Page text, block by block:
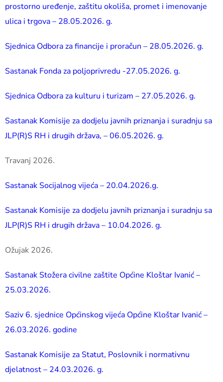
prostorno uređenje, zaštitu okoliša, promet i imenovanje
ulica i trgova – 28.05.2026. g.
Sjednica Odbora za financije i proračun – 28.05.2026. g.
Sastanak Fonda za poljoprivredu -27.05.2026. g.
Sjednica Odbora za kulturu i turizam – 27.05.2026. g.
Sastanak Komisije za dodjelu javnih priznanja i suradnju sa
JLP(R)S RH i drugih država, – 06.05.2026. g.
Travanj 2026.
Sastanak Socijalnog vijeća – 20.04.2026.g.
Sastanak Komisije za dodjelu javnih priznanja i suradnju sa
JLP(R)S RH i drugih država – 10.04.2026. g.
Ožujak 2026.
Sastanak Stožera civilne zaštite Općine Kloštar Ivanić –
25.03.2026.
Saziv 6. sjednice Općinskog vijeća Općine Kloštar Ivanić –
26.03.2026. godine
Sastanak Komisije za Statut, Poslovnik i normativnu
djelatnost – 24.03.2026. g.